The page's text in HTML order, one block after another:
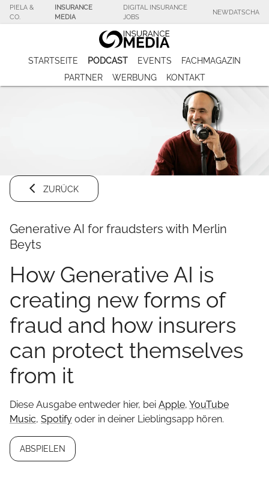
PIELA &
CO.
INSURANCE
MEDIA
DIGITAL INSURANCE
JOBS
NEWDATSCHA
STARTSEITE PODCAST EVENTS
FACHMAGAZIN
PARTNER
WERBUNG KONTAKT
ZURÜCK
Generative AI for fraudsters with Merlin
Beyts
How Generative AI is
creating new forms of
fraud and how insurers
can protect themselves
from it
Diese Ausgabe entweder hier, bei Apple, YouTube
Music, Spotify oder in deiner Lieblingsapp hören.
ABSPIELEN